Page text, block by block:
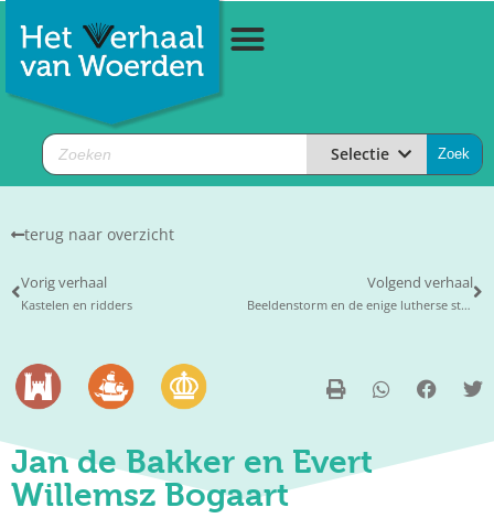
Selectie
terug naar overzicht
Vorig verhaal
Kastelen en ridders
Volgend verhaal
Beeldenstorm en de enige lutherse stad in de Republiek
Jan de Bakker en Evert
Willemsz Bogaart